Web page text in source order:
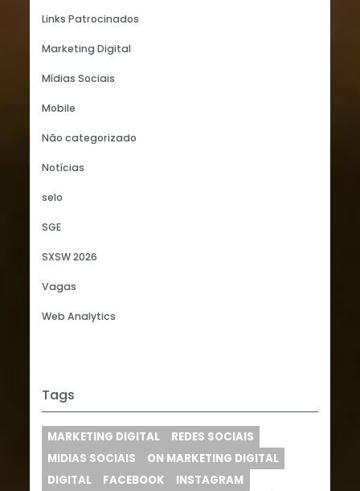
Links Patrocinados
Marketing Digital
Mídias Sociais
Mobile
Não categorizado
Notícias
selo
SGE
SXSW 2026
Vagas
Web Analytics
Tags
MARKETING DIGITAL
REDES SOCIAIS
MIDIAS SOCIAIS
ON MARKETING DIGITAL
DIGITAL
FACEBOOK
INSTAGRAM